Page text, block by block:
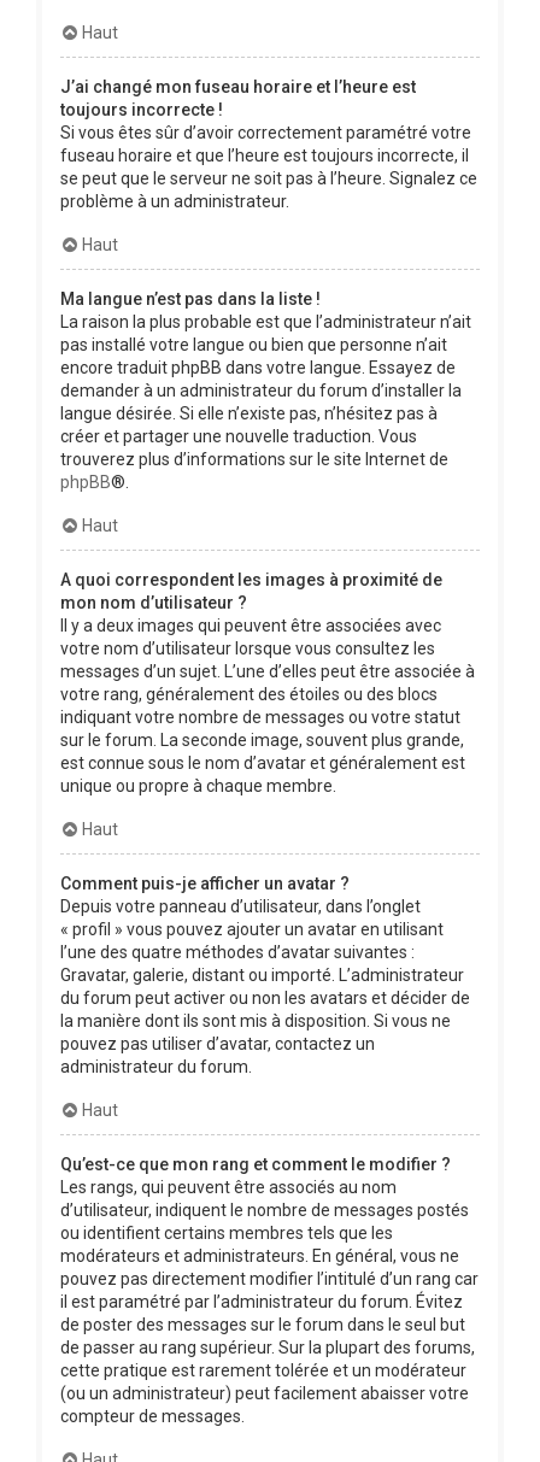
Haut
J’ai changé mon fuseau horaire et l’heure est
toujours incorrecte !
Si vous êtes sûr d’avoir correctement paramétré votre
fuseau horaire et que l’heure est toujours incorrecte, il
se peut que le serveur ne soit pas à l’heure. Signalez ce
problème à un administrateur.
Haut
Ma langue n’est pas dans la liste !
La raison la plus probable est que l’administrateur n’ait
pas installé votre langue ou bien que personne n’ait
encore traduit phpBB dans votre langue. Essayez de
demander à un administrateur du forum d’installer la
langue désirée. Si elle n’existe pas, n’hésitez pas à
créer et partager une nouvelle traduction. Vous
trouverez plus d’informations sur le site Internet de
phpBB®.
Haut
A quoi correspondent les images à proximité de
mon nom d’utilisateur ?
Il y a deux images qui peuvent être associées avec
votre nom d’utilisateur lorsque vous consultez les
messages d’un sujet. L’une d’elles peut être associée à
votre rang, généralement des étoiles ou des blocs
indiquant votre nombre de messages ou votre statut
sur le forum. La seconde image, souvent plus grande,
est connue sous le nom d’avatar et généralement est
unique ou propre à chaque membre.
Haut
Comment puis-je afficher un avatar ?
Depuis votre panneau d’utilisateur, dans l’onglet
« profil » vous pouvez ajouter un avatar en utilisant
l’une des quatre méthodes d’avatar suivantes :
Gravatar, galerie, distant ou importé. L’administrateur
du forum peut activer ou non les avatars et décider de
la manière dont ils sont mis à disposition. Si vous ne
pouvez pas utiliser d’avatar, contactez un
administrateur du forum.
Haut
Qu’est-ce que mon rang et comment le modifier ?
Les rangs, qui peuvent être associés au nom
d’utilisateur, indiquent le nombre de messages postés
ou identifient certains membres tels que les
modérateurs et administrateurs. En général, vous ne
pouvez pas directement modifier l’intitulé d’un rang car
il est paramétré par l’administrateur du forum. Évitez
de poster des messages sur le forum dans le seul but
de passer au rang supérieur. Sur la plupart des forums,
cette pratique est rarement tolérée et un modérateur
(ou un administrateur) peut facilement abaisser votre
compteur de messages.